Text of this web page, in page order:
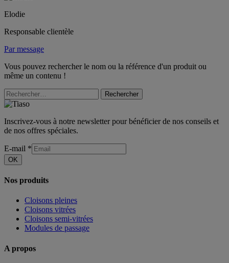
Elodie
Responsable clientèle
Par message
Vous pouvez rechercher le nom ou la référence d'un produit ou
même un contenu !
Rechercher
Inscrivez-vous à notre newsletter pour bénéficier de nos conseils et
de nos offres spéciales.
E-mail *
OK
Nos produits
Cloisons pleines
Cloisons vitrées
Cloisons semi-vitrées
Modules de passage
A propos